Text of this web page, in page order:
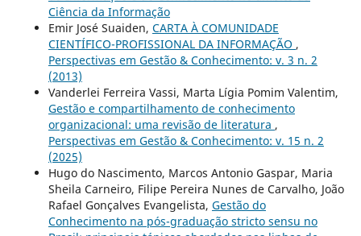
Ciência da Informação
Emir José Suaiden, CARTA À COMUNIDADE
CIENTÍFICO-PROFISSIONAL DA INFORMAÇÃO ,
Perspectivas em Gestão & Conhecimento: v. 3 n. 2
(2013)
Vanderlei Ferreira Vassi, Marta Lígia Pomim Valentim,
Gestão e compartilhamento de conhecimento
organizacional: uma revisão de literatura ,
Perspectivas em Gestão & Conhecimento: v. 15 n. 2
(2025)
Hugo do Nascimento, Marcos Antonio Gaspar, Maria
Sheila Carneiro, Filipe Pereira Nunes de Carvalho, João
Rafael Gonçalves Evangelista, Gestão do
Conhecimento na pós-graduação stricto sensu no